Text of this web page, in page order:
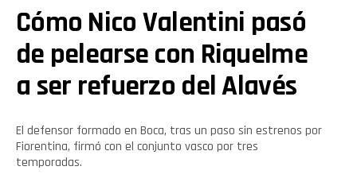
Cómo Nico Valentini pasó
de pelearse con Riquelme
a ser refuerzo del Alavés
El defensor formado en Boca, tras un paso sin estrenos por
Fiorentina, firmó con el conjunto vasco por tres
temporadas.
Flipboard
Reddit
Pinterest
Whatsapp